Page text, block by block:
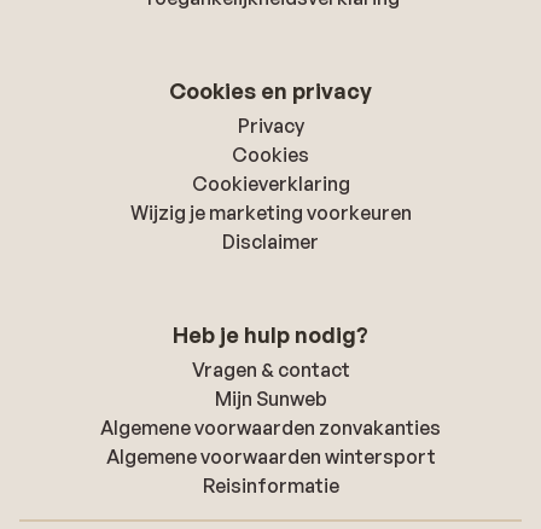
Cookies en privacy
Privacy
Cookies
Cookieverklaring
Wijzig je marketing voorkeuren
Disclaimer
Heb je hulp nodig?
Vragen & contact
Mijn Sunweb
Algemene voorwaarden zonvakanties
Algemene voorwaarden wintersport
Reisinformatie